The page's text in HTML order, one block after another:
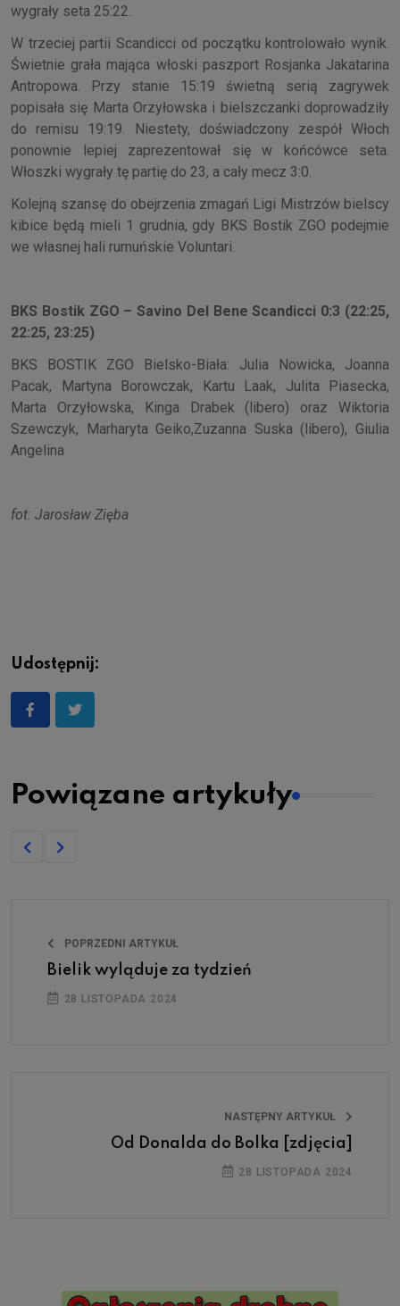
wygrały seta 25:22.
W trzeciej partii Scandicci od początku kontrolowało wynik.
Świetnie grała mająca włoski paszport Rosjanka Jakatarina
Antropowa. Przy stanie 15:19 świetną serią zagrywek
popisała się Marta Orzyłowska i bielszczanki doprowadziły
do remisu 19:19. Niestety, doświadczony zespół Włoch
ponownie lepiej zaprezentował się w końcówce seta.
Włoszki wygrały tę partię do 23, a cały mecz 3:0.
Kolejną szansę do obejrzenia zmagań Ligi Mistrzów bielscy
kibice będą mieli 1 grudnia, gdy BKS Bostik ZGO podejmie
we własnej hali rumuńskie Voluntari.
BKS Bostik ZGO – Savino Del Bene Scandicci 0:3 (22:25,
22:25, 23:25)
BKS BOSTIK ZGO Bielsko-Biała: Julia Nowicka, Joanna
Pacak, Martyna Borowczak, Kartu Laak, Julita Piasecka,
Marta Orzyłowska, Kinga Drabek (libero) oraz Wiktoria
Szewczyk, Marharyta Geiko,Zuzanna Suska (libero), Giulia
Angelina
fot: Jarosław Zięba
Udostępnij:
Powiązane artykuły
POPRZEDNI ARTYKUŁ
Bielik wyląduje za tydzień
28 LISTOPADA 2024
NASTĘPNY ARTYKUŁ
Od Donalda do Bolka [zdjęcia]
28 LISTOPADA 2024